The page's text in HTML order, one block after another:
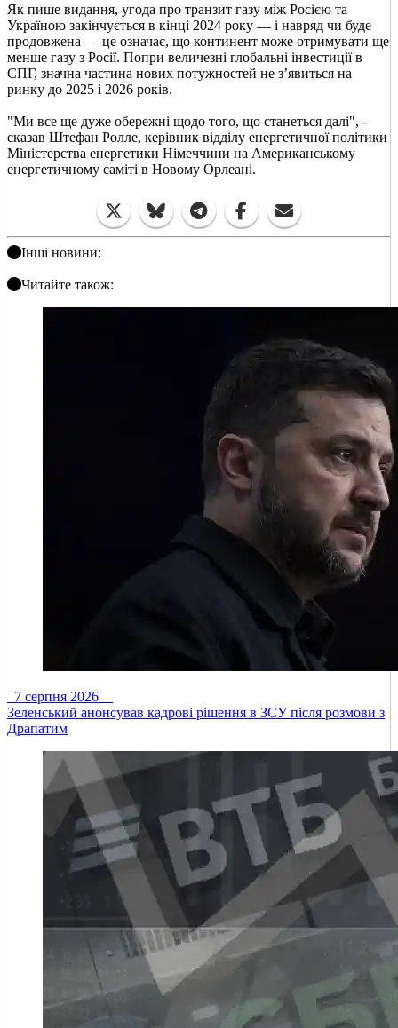
Як пише видання, угода про транзит газу між Росією та
Україною закінчується в кінці 2024 року — і навряд чи буде
продовжена — це означає, що континент може отримувати ще
менше газу з Росії. Попри величезні глобальні інвестиції в
СПГ, значна частина нових потужностей не з’явиться на
ринку до 2025 і 2026 років.
"Ми все ще дуже обережні щодо того, що станеться далі", -
сказав Штефан Ролле, керівник відділу енергетичної політики
Міністерства енергетики Німеччини на Американському
енергетичному саміті в Новому Орлеані.
Інші новини:
Читайте також:
7 серпня 2026
Зеленський анонсував кадрові рішення в ЗСУ після розмови з
Драпатим